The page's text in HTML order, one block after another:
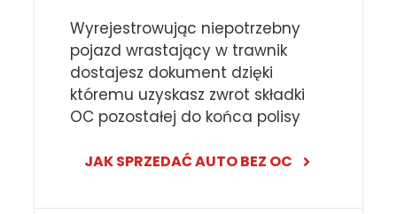
Wyrejestrowując niepotrzebny
pojazd wrastający w trawnik
dostajesz dokument dzięki
któremu uzyskasz zwrot składki
OC pozostałej do końca polisy
JAK SPRZEDAĆ AUTO BEZ OC